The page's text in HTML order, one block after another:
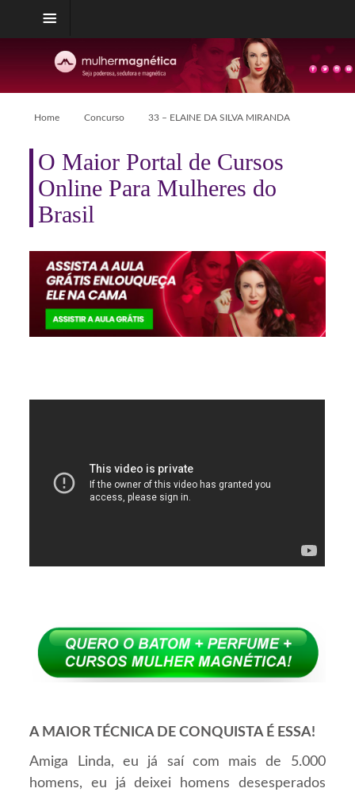
Home Concurso 33 – ELAINE DA SILVA MIRANDA
O Maior Portal de Cursos
Online Para Mulheres do
Brasil
A MAIOR TÉCNICA DE CONQUISTA É ESSA!
Amiga Linda, eu já saí com mais de 5.000
homens, eu já deixei homens desesperados